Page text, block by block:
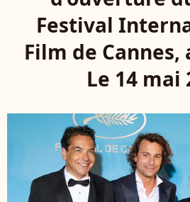
Festival
Film de Cannes,
Le 14 mai